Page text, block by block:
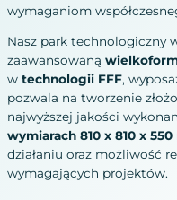
wymaganiom
Nasz park technologiczny
zaawansowaną
w technologii FFF,
pozwala na tworzenie
najwyższej jakości
wymiarach 810 x 810 x
działaniu oraz możliwość
wymagających projektów.